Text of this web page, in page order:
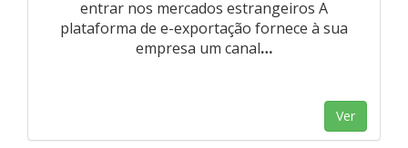
entrar nos mercados estrangeiros A
plataforma de e-exportação fornece à sua
empresa um canal…
Ver